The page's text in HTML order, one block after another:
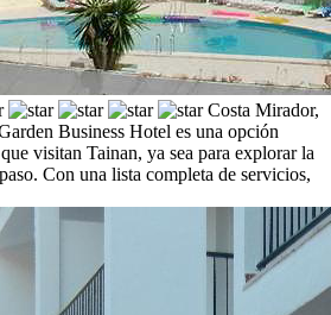
Costa Mirador,
Business Hotel es una opción
visitan Tainan, ya sea para explorar la
Con una lista completa de servicios,